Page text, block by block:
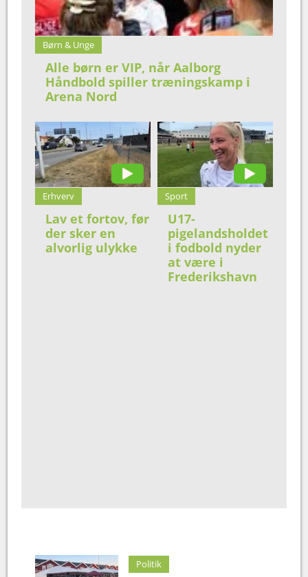
Børn & Unge
Alle børn er VIP, når Aalborg
Håndbold spiller træningskamp i
Arena Nord
Erhverv
Lav et fortov, før
der sker en
alvorlig ulykke
Sport
U17-
pigelandsholdet
i fodbold nyder
at være i
Frederikshavn
Politik